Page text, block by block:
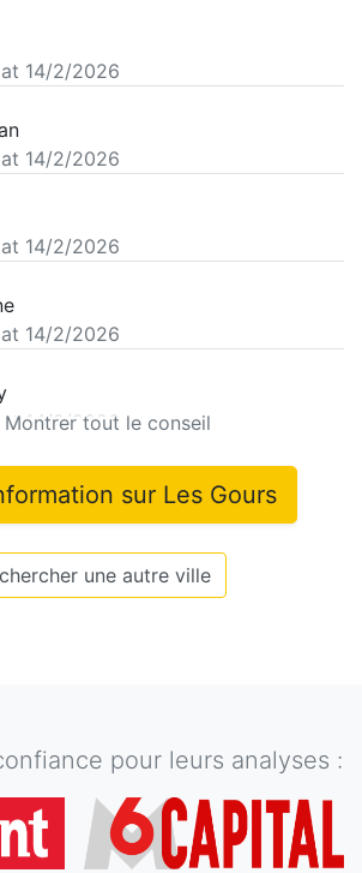
14/2/2026
14/2/2026
14/2/2026
14/2/2026
14/2/2026
Montrer tout le conseil
sur Les Gours
une autre ville
pour leurs analyses :